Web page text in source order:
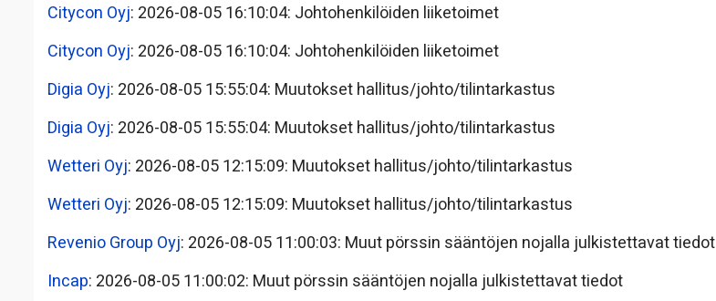
Citycon Oyj: 2026-08-05 16:10:04: Johtohenkilöiden liiketoimet
Citycon Oyj: 2026-08-05 16:10:04: Johtohenkilöiden liiketoimet
Digia Oyj: 2026-08-05 15:55:04: Muutokset hallitus/johto/tilintarkastus
Digia Oyj: 2026-08-05 15:55:04: Muutokset hallitus/johto/tilintarkastus
Wetteri Oyj: 2026-08-05 12:15:09: Muutokset hallitus/johto/tilintarkastus
Wetteri Oyj: 2026-08-05 12:15:09: Muutokset hallitus/johto/tilintarkastus
Revenio Group Oyj: 2026-08-05 11:00:03: Muut pörssin sääntöjen nojalla julkistettavat tiedot
Incap: 2026-08-05 11:00:02: Muut pörssin sääntöjen nojalla julkistettavat tiedot